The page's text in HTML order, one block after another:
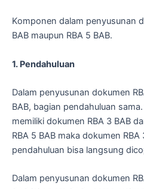
Komponen dalam penyusunan
BAB maupun RBA 5 BAB.
1. Pendahuluan
Dalam penyusunan dokumen
BAB, bagian pendahuluan
memiliki dokumen RBA 3 BAB
RBA 5 BAB maka dokumen
pendahuluan bisa langsung
Dalam penyusunan dokumen